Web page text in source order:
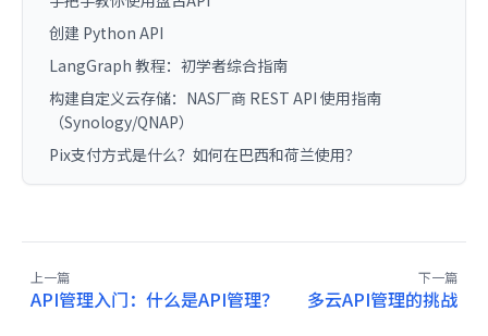
创建 Python API
LangGraph 教程：初学者综合指南
构建自定义云存储：NAS厂商 REST API 使用指南
（Synology/QNAP）
Pix支付方式是什么？如何在巴西和荷兰使用？
上一篇
API管理入门：什么是API管理？
下一篇
多云API管理的挑战